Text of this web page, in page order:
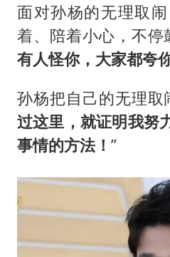
面对孙杨的无理取
着、陪着小心，不停
有人怪你，大家都夸
孙杨把自己的无理取
过这里，就证明我努
事情的方法！ ”